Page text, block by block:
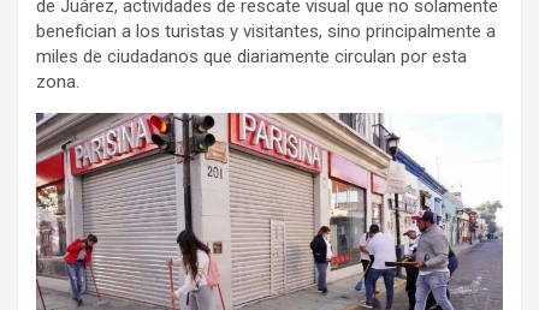
de Juárez, actividades de rescate visual que no solamente
benefician a los turistas y visitantes, sino principalmente a
miles de ciudadanos que diariamente circulan por esta
zona.